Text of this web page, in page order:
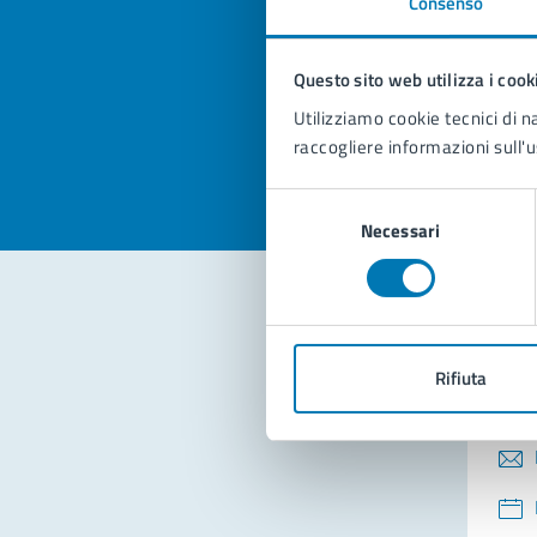
Questo sito web utilizza i
Utilizziamo cookie tecnici di
raccogliere informazioni
consenso
Necessari
Rifiuta